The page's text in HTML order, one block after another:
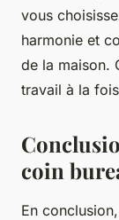
vous
harmonie et
de la maison.
travail à la
coin
En